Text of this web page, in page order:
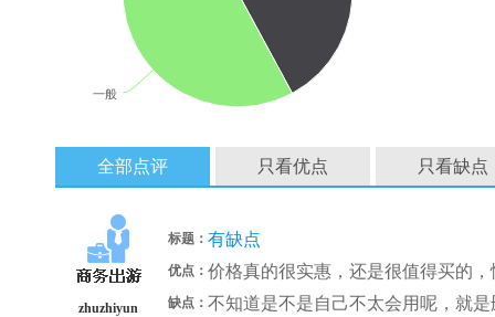
一般
全部点评 只看优点 只看缺点
zhuzhiyun
标题： 有缺点
优点： 价格真的很实惠，还是很值得买的
缺点： 不知道是不是自己不太会用呢，就